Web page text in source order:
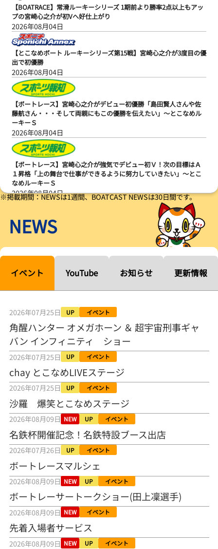
【BOATRACE】常滑ルーキーシリーズ 1期前より勝率2点以上もアッ
プの宮崎心之介が初Vへ好仕上がり
2026年08月04日
【とこなめボート ルーキーシリーズ第15戦】宮崎心之介が3度目の優
出で初優勝
2026年08月04日
【ボートレース】宮崎心之介がデビュー初優勝「島田賢人さんや佐
藤航さん・・・そして両親にもこの優勝を伝えたい」～とこなめル
ーキーＳ
2026年08月04日
【ボートレース】宮崎心之介が強気でデビュー初Ｖ！次の目標はＡ
１昇格「上の舞台で仕事ができるように努力していきたい」～とこ
なめルーキーＳ
2026年08月04日
【ルーキーシリーズ第15戦】塚越海斗「伸びを生かす方向で」4カド
から攻める／とこなめボートレース
【常滑ボート・ルーキーＳ】宮崎心之介 うれしいデビュー初優勝
「このままＡ１になれるように」
2026年08月04日
ド！／常滑ボート
2026年08月04日
【ボートレース】「しょっぱいですね」初優勝の宮崎心之介が水神
祭で満面の笑み／常滑 - 日刊スポーツ
2026年08月04日
【ボート】とこなめルーキーＳ 宮崎心之介がデビューから１年９カ
月で初優勝
2026年08月04日
【ボートレース】12R優勝戦のスタート特訓実施 初Ｖ目指す宮崎心
之介の仕上がり上々／常滑 - 日刊スポーツ
2026年08月04日
【とこなめボート ルーキーシリーズ第15戦】荒木颯斗 当地フレッシ
ュルーキーが初Vで恩返しを
2026年08月03日
【とこなめボート】ういちの「好配招き猫」ルーキーシリーズ第15
戦～自分の収支状況も想定してこそ〝本物の予想〟！／ボートレー
ス
2026年08月03日
※掲載期間：NEWSは1週間、BOATCAST NEWSは30日間です。
NEWS
イベント YouTube お知らせ 更新情報
2026年07月25日 UP イベント
角醒ハンター オメガホーン ＆ 超宇宙刑事ギャ
バン インフィニティ ショー
2026年07月25日 UP イベント
chay とこなめLIVEステージ
2026年07月25日 UP イベント
沙羅 爆笑とこなめステージ
2026年08月09日 NEW UP イベント
名鉄杯開催記念！名鉄特設ブース出店
2026年07月26日 UP イベント
ボートレースマルシェ
2026年08月09日 NEW UP イベント
ボートレーサートークショー(田上凜選手)
2026年08月09日 NEW イベント
先着入場者サービス
2026年08月09日 NEW UP イベント